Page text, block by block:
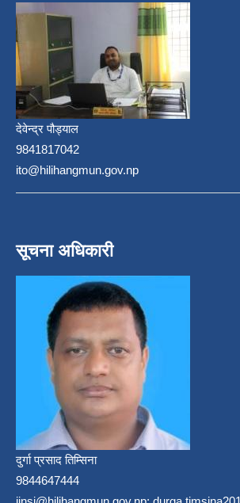
देवेन्द्र पौड्याल
9841817042
ito@hilihangmun.gov.np
सूचना अधिकारी
दुर्गा प्रसाद तिम्सिना
9844647444